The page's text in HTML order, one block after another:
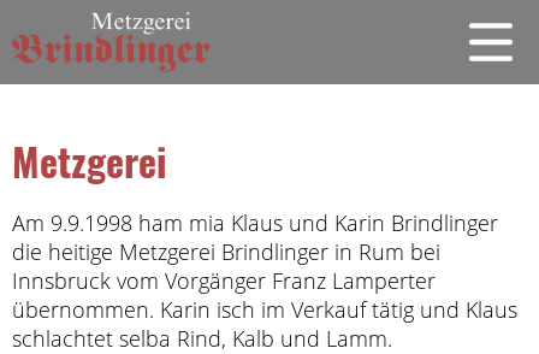
Metzgerei
Am 9.9.1998 ham mia Klaus und Karin Brindlinger
die heitige Metzgerei Brindlinger in Rum bei
Innsbruck vom Vorgänger Franz Lamperter
übernommen. Karin isch im Verkauf tätig und Klaus
schlachtet selba Rind, Kalb und Lamm.